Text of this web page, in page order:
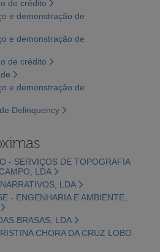
de crédito
e demonstração de
e demonstração de
de crédito
e demonstração de
Delinquency
- SERVIÇOS DE TOPOGRAFIA
LDA
LDA
- ENGENHARIA E AMBIENTE,
BRASAS, LDA
CHORA DA CRUZ LOBO